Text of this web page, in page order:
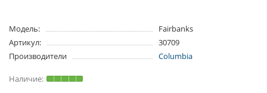
Модель:
Fairbanks
Артикул:
30709
Производители
Columbia